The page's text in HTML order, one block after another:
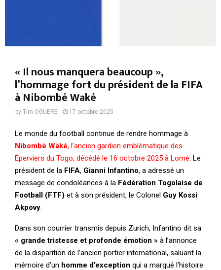
« Il nous manquera beaucoup »,
l’hommage fort du président de la FIFA
à Nibombé Waké
by Tim OGUERE 17 octobre 2025
Le monde du football continue de rendre hommage à
Nibombé Waké, l’ancien gardien emblématique des
Éperviers du Togo, décédé le 16 octobre 2025 à Lomé . Le
président de la FIFA, Gianni Infantino, a adressé un
message de condoléances à la Fédération Togolaise de
Football (FTF) et à son président, le Colonel Guy Kossi
Akpovy
Dans son courrier transmis depuis Zurich, Infantino dit sa
« grande tristesse et profonde émotion » à l’annonce
de la disparition de l’ancien portier international, saluant la
mémoire d’un homme d’exception qui a marqué l’histoire